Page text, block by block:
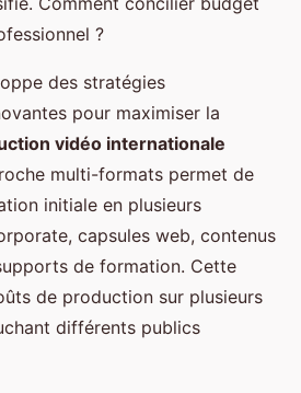
?
des stratégies
pour maximiser la
vidéo internationale
multi-formats permet de
initiale en plusieurs
capsules web, contenus
de formation. Cette
de production sur plusieurs
différents publics